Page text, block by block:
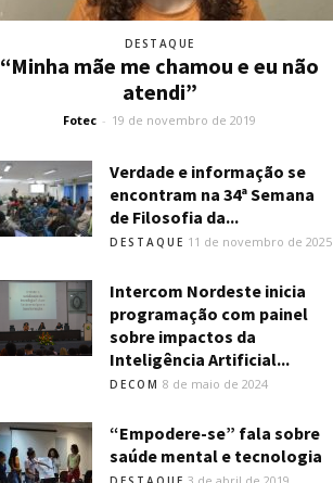
DESTAQUE
“Minha mãe me chamou e eu não
atendi”
Fotec - 19 de novembro de 2019
Verdade e informação se
encontram na 34ª Semana
de Filosofia da...
DESTAQUE 11 de novembro de 2025
Intercom Nordeste inicia
programação com painel
sobre impactos da
Inteligência Artificial...
DECOM 8 de maio de 2024
“Empodere-se” fala sobre
saúde mental e tecnologia